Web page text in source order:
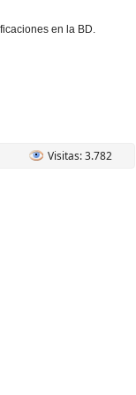
en la BD.
Visitas: 3.782